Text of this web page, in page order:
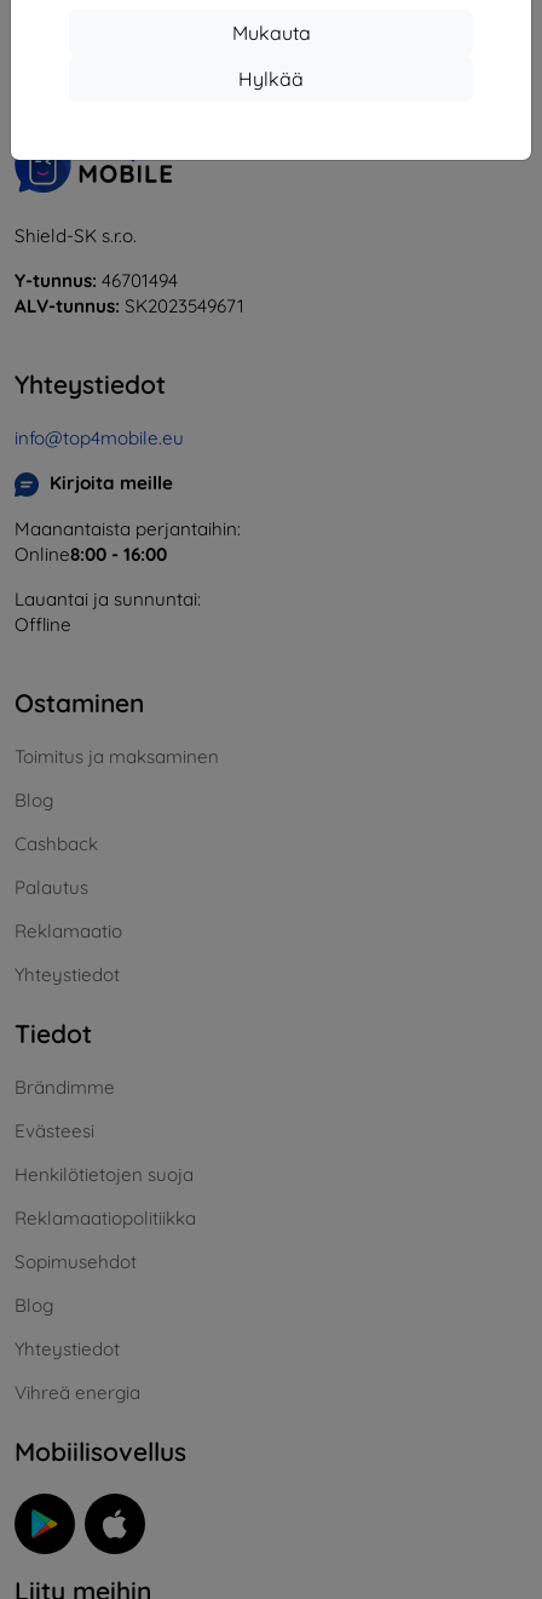
Mukauta
Hylkää
Shield-SK s.r.o.
Y-tunnus: 46701494
ALV-tunnus: SK2023549671
Yhteystiedot
info@top4mobile.eu
Kirjoita meille
Maanantaista perjantaihin:
Online8:00 - 16:00
Lauantai ja sunnuntai:
Offline
Ostaminen
Toimitus ja maksaminen
Blog
Cashback
Palautus
Reklamaatio
Yhteystiedot
Tiedot
Brändimme
Evästeesi
Henkilötietojen suoja
Reklamaatiopolitiikka
Sopimusehdot
Blog
Yhteystiedot
Vihreä energia
Mobiilisovellus
Liity meihin